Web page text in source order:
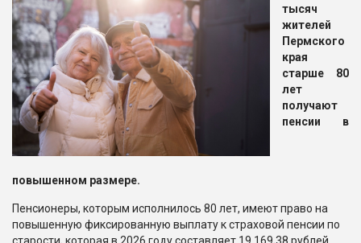
тысяч
жителей
Пермского
края
старше 80
лет
получают
пенсии в
повышенном размере.
Пенсионеры, которым исполнилось 80 лет, имеют право на
повышенную фиксированную выплату к страховой пенсии по